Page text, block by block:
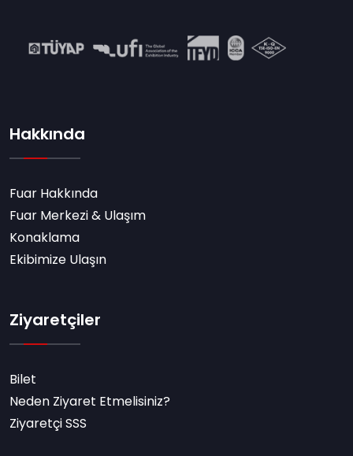
Hakkında
Fuar Hakkında
Fuar Merkezi & Ulaşım
Konaklama
Ekibimize Ulaşın
Ziyaretçiler
Bilet
Neden Ziyaret Etmelisiniz?
Ziyaretçi SSS